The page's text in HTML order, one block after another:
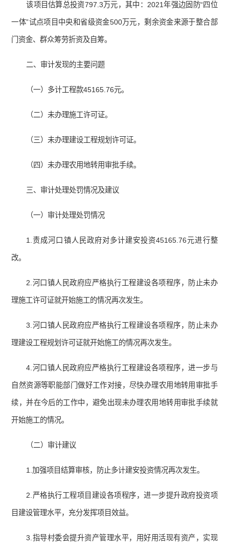
该项目估算总投资797.3万元，其中：2021年强边固防“四位
一体”试点项目中央和省级资金500万元，剩余资金来源于整合部
门资金、群众筹劳折资及自筹。
二、审计发现的主要问题
（一）多计工程款45165.76元。
（二）未办理施工许可证。
（三）未办理建设工程规划许可证。
（四）未办理农用地转用审批手续。
三、审计处理处罚情况及建议
（一）审计处理处罚情况
1.责成河口镇人民政府对多计建安投资45165.76元进行整
改。
2.河口镇人民政府应严格执行工程建设各项程序，防止未办
理施工许可证就开始施工的情况再次发生。
3.河口镇人民政府应严格执行工程建设各项程序，防止未办
理建设工程规划许可证就开始施工的情况再次发生。
4.河口镇人民政府应严格执行工程建设各项程序，进一步与
自然资源等职能部门做好工作对接，尽快办理农用地转用审批手
续，并在今后的工作中，避免出现未办理农用地转用审批手续就
开始施工的情况。
（二）审计建议
1.加强项目结算审核，防止多计建安投资情况再次发生。
2.严格执行工程项目建设各项程序，进一步提升政府投资项
目建设管理水平，充分发挥项目效益。
3.指导村委会提升资产管理水平，用好用活现有资产，实现